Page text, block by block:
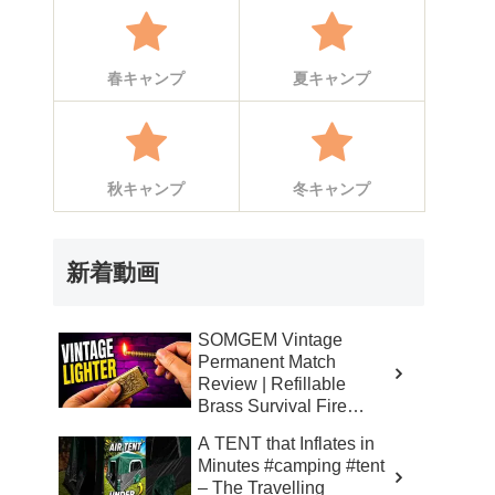
春キャンプ 夏キャンプ
秋キャンプ 冬キャンプ
新着動画
SOMGEM Vintage
Permanent Match
Review | Refillable
Brass Survival Fire
Honest Reviews
A TENT that Inflates in
Minutes #camping #tent
– The Travelling